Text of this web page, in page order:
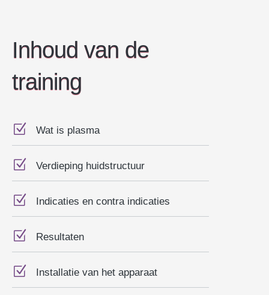
Inhoud van de
training
Z Wat is plasma
Z Verdieping huidstructuur
Z Indicaties en contra indicaties
Z Resultaten
Z Installatie van het apparaat